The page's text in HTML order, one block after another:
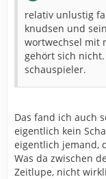
relativ unlustig
knudsen und
wortwechsel mit
gehört sich
schauspieler.
Das fand ich auch
eigentlich kein
eigentlich jemand,
Was da zwischen
Zeitlupe, nicht